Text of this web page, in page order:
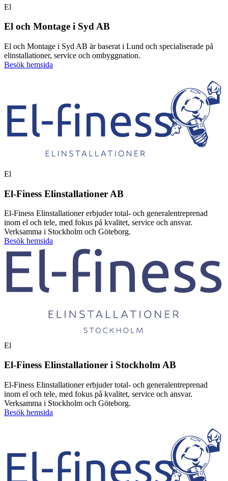
El
El och Montage i Syd AB
El och Montage i Syd AB är baserat i Lund och specialiserade på
elinstallationer, service och ombyggnation.
Besök hemsida
El
El-Finess Elinstallationer AB
El-Finess Elinstallationer erbjuder total- och generalentreprenad
inom el och tele, med fokus på kvalitet, service och ansvar.
Verksamma i Stockholm och Göteborg.
Besök hemsida
El
El-Finess Elinstallationer i Stockholm AB
El-Finess Elinstallationer erbjuder total- och generalentreprenad
inom el och tele, med fokus på kvalitet, service och ansvar.
Verksamma i Stockholm och Göteborg.
Besök hemsida